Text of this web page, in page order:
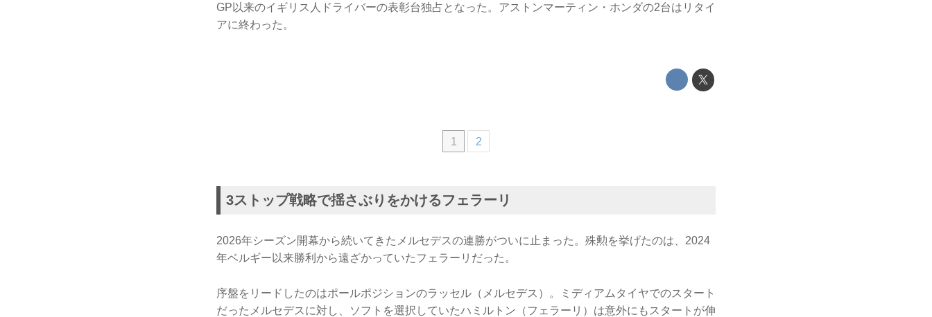
GP以来のイギリス人ドライバーの表彰台独占となった。アストンマーティン・ホンダの2台はリタイ
アに終わった。
1 2
3ストップ戦略で揺さぶりをかけるフェラーリ
2026年シーズン開幕から続いてきたメルセデスの連勝がついに止まった。殊勲を挙げたのは、2024
年ベルギー以来勝利から遠ざかっていたフェラーリだった。
序盤をリードしたのはポールポジションのラッセル（メルセデス）。ミディアムタイヤでのスタート
だったメルセデスに対し、ソフトを選択していたハミルトン（フェラーリ）は意外にもスタートが伸